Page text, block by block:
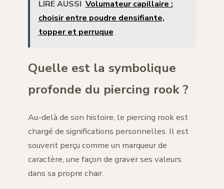
LIRE AUSSI Volumateur capillaire :
choisir entre poudre densifiante,
topper et perruque
Quelle est la symbolique
profonde du piercing rook ?
Au-delà de son histoire, le piercing rook est
chargé de significations personnelles. Il est
souvent perçu comme un marqueur de
caractère, une façon de graver ses valeurs
dans sa propre chair.